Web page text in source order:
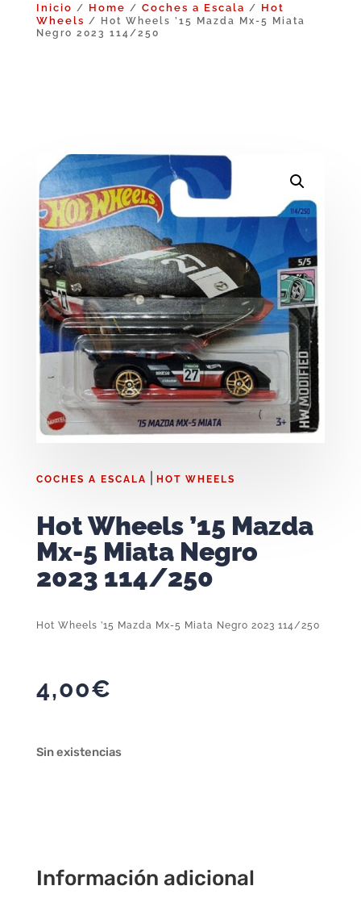
Inicio / Home / Coches a Escala / Hot
Wheels / Hot Wheels ’15 Mazda Mx-5 Miata
Negro 2023 114/250
COCHES A ESCALA HOT WHEELS
Hot Wheels ’15 Mazda
Mx-5 Miata Negro
2023 114/250
Hot Wheels ’15 Mazda Mx-5 Miata Negro 2023 114/250
4,00€
Sin existencias
Información adicional